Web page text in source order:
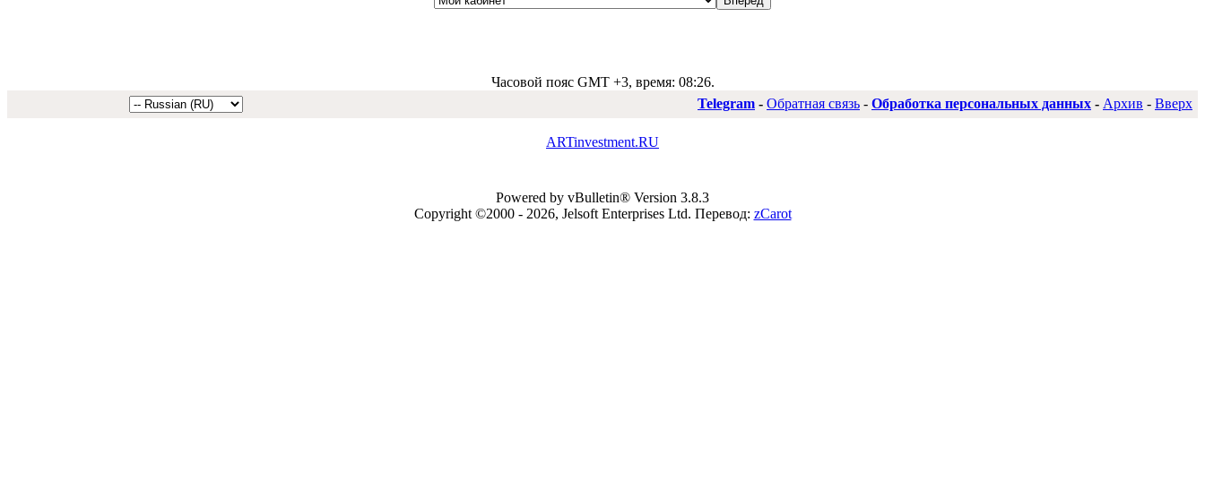
Часовой пояс GMT +3, время: 08:26.
Telegram - Обратная связь - Обработка персональных данных - Архив - Вверх
ARTinvestment.RU
Powered by vBulletin® Version 3.8.3
Copyright ©2000 - 2026, Jelsoft Enterprises Ltd. Перевод: zCarot